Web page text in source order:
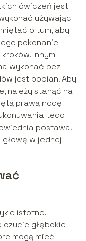
ćwiczeń jest
używając
o tym, aby
pokonanie
Innym
wykonać bez
jest bocian. Aby
należy stanąć na
prawą nogę
tego
postawa.
głowę w jednej
istotne,
głębokie
mogą mieć